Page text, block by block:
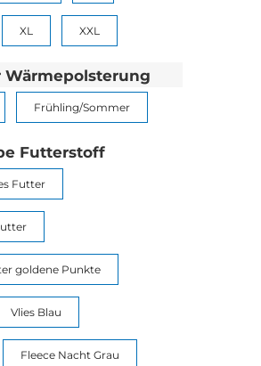
XL XXL
Wärmepolsterung
Frühling/Sommer
Futterstoff
Futter
goldene Punkte
Vlies Blau
Fleece Nacht Grau